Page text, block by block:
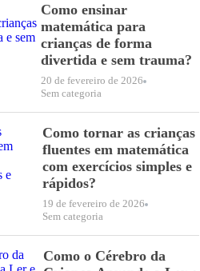
Como ensinar
matemática para
crianças de forma
divertida e sem trauma?
20 de fevereiro de 2026
Sem categoria
Como tornar as crianças
fluentes em matemática
com exercícios simples e
rápidos?
19 de fevereiro de 2026
Sem categoria
Como o Cérebro da